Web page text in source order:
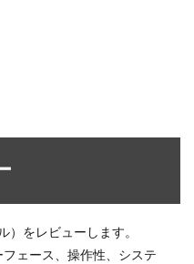
）をレビューします。
ェース、操作性、システ